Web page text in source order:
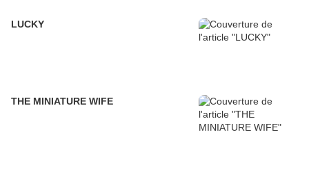
LUCKY
THE MINIATURE WIFE